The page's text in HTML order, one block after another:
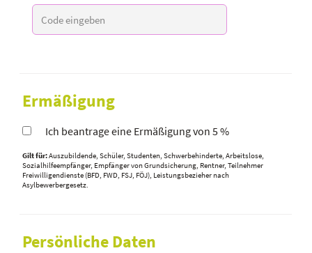
Ermäßigung
Ich beantrage eine Ermäßigung von 5 %
Gilt für:Auszubildende, Schüler, Studenten, Schwerbehinderte, Arbeitslose,
Sozialhilfeempfänger, Empfänger von Grundsicherung, Rentner, Teilnehmer
Freiwilligendienste (BFD, FWD, FSJ, FÖJ), Leistungsbezieher nach
Asylbewerbergesetz.
Persönliche Daten